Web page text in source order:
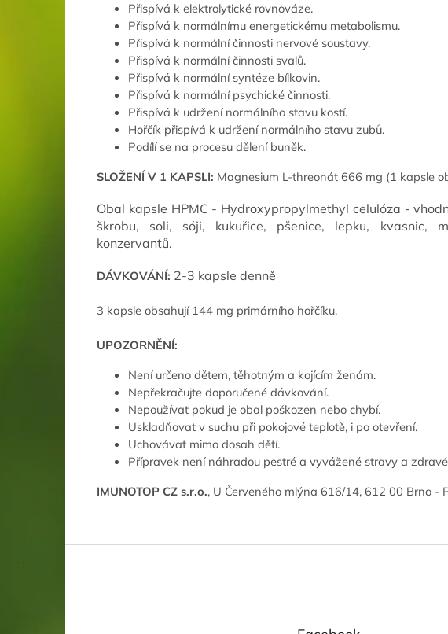
Přispívá k elektrolytické rovnováze.
Přispívá k normálnímu energetickému metabolismu.
Přispívá k normální činnosti nervové soustavy.
Přispívá k normální činnosti svalů.
Přispívá k normální syntéze bílkovin.
Přispívá k normální psychické činnosti.
Přispívá k udržení normálního stavu kostí.
Hořčík přispívá k udržení normálního stavu zubů.
Podílí se na procesu dělení buněk.
SLOŽENÍ V 1 KAPSLI: Magnesium L-threonát 666 mg (1 kapsle
Obal kapsle HPMC - Hydroxypropylmethyl celulóza -
škrobu, soli, sóji, kukuřice, pšenice, lepku, kvasnic,
konzervantů.
DÁVKOVÁNÍ: 2-3 kapsle denně
3 kapsle obsahují 144 mg primárního hořčíku.
UPOZORNĚNÍ:
Není určeno dětem, těhotným a kojícím ženám.
Nepřekračujte doporučené dávkování.
Nepoužívat pokud je obal poškozen nebo chybí.
Uskladňovat v suchu při pokojové teplotě, i po otevření.
Uchovávat mimo dosah dětí.
Přípravek není náhradou pestré a vyvážené stravy a
IMUNOTOP CZ s.r.o., U Červeného mlýna 616/14, 612 00 Brno -